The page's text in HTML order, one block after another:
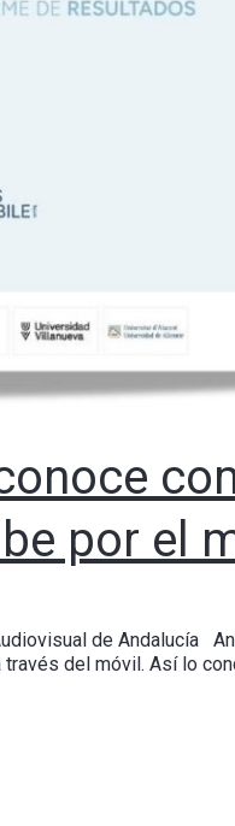
por el
de Andalucía
del móvil. Así lo